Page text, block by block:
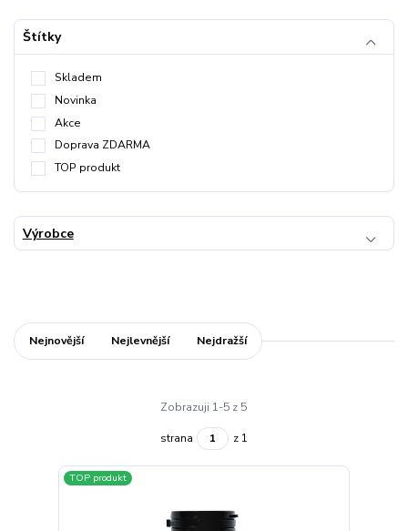
Štítky
Skladem
Novinka
Akce
Doprava ZDARMA
TOP produkt
Výrobce
Nejnovější Nejlevnější Nejdražší
Zobrazuji 1-5 z 5
strana z 1
TOP produkt